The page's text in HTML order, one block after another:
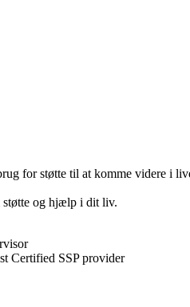
for støtte til at komme videre i
støtte og hjælp i dit liv.
Certified SSP provider